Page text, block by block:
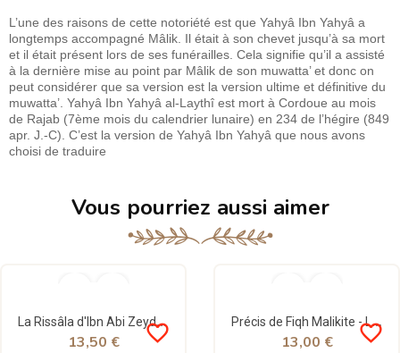
L’une des raisons de cette notoriété est que Yahyâ Ibn Yahyâ a
longtemps accompagné Mâlik. Il était à son chevet jusqu’à sa mort
et il était présent lors de ses funérailles. Cela signifie qu’il a assisté
à la dernière mise au point par Mâlik de son muwatta’ et donc on
peut considérer que sa version est la version ultime et définitive du
muwatta’. Yahyâ Ibn Yahyâ al-Laythî est mort à Cordoue au mois
de Rajab (7ème mois du calendrier lunaire) en 234 de l’hégire (849
apr. J.-C). C’est la version de Yahyâ Ibn Yahyâ que nous avons
choisi de traduire
Vous pourriez aussi aimer
La Rissâla d'Ibn Abi Zeyd Al-Qayrawâni selon l'école Malikite (Arabe & Français) - Universel
favorite_border
13,50 €
Précis de Fiqh Malikite - Les pratiques cultuelles ('ibâdât) - Corentin Pabiot - Maison d'Ennour
favorite_border
13,00 €